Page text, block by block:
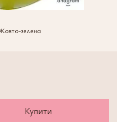
зелена
Купити